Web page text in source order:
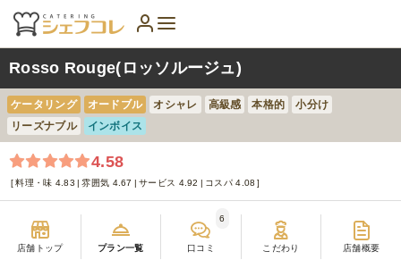
Rosso Rouge(ロッソルージュ)
ケータリング オードブル オシャレ 高級感 本格的
小分け
リーズナブル
インボイス
4.58
料理・味 4.83 雰囲気 4.67 サービス 4.92 コスパ 4.08
店舗トップ プラン一覧 口コミ
6
こだわり 店舗概要